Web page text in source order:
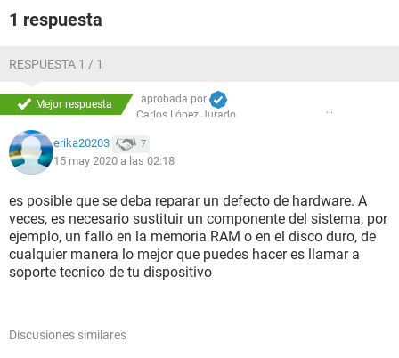
1 respuesta
RESPUESTA 1 / 1
Mejor respuesta
aprobada por
Carlos López Jurado
erika20203 7
15 may 2020 a las 02:18
es posible que se deba reparar un defecto de hardware. A
veces, es necesario sustituir un componente del sistema, por
ejemplo, un fallo en la memoria RAM o en el disco duro, de
cualquier manera lo mejor que puedes hacer es llamar a
soporte tecnico de tu dispositivo
Discusiones similares